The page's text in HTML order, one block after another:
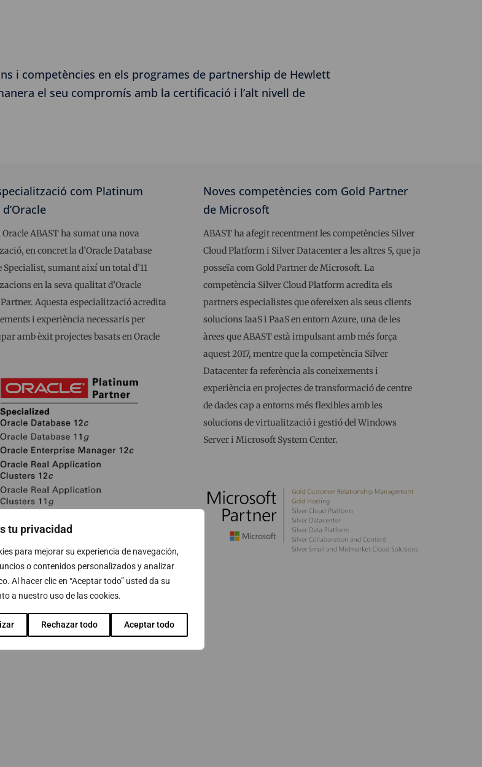
tu privacidad
para mejorar su experiencia de navegación,
o contenidos personalizados y analizar
Al hacer clic en “Aceptar todo” usted da su
a nuestro uso de las cookies.
Rechazar todo Aceptar todo
i competències en els programes de partnership de Hewlett
el seu compromís amb la certificació i l’alt nivell de
com Platinum
ABAST ha sumat una nova
en concret la d’Oracle Database
sumant així un total d’11
en la seva qualitat d’Oracle
Aquesta especialització acredita
i experiència necessaris per
amb èxit projectes basats en Oracle
Noves competències com Gold Partner
de Microsoft
ABAST ha afegit recentment les competències Silver
Cloud Platform i Silver Datacenter a les altres 5, que ja
posseïa com Gold Partner de Microsoft. La
competència Silver Cloud Platform acredita els
partners especialistes que ofereixen als seus clients
solucions IaaS i PaaS en entorn Azure, una de les
àrees que ABAST està impulsant amb més força
aquest 2017, mentre que la competència Silver
Datacenter fa referència als coneixements i
experiència en projectes de transformació de centre
de dades cap a entorns més flexibles amb les
solucions de virtualització i gestió del Windows
Server i Microsoft System Center.